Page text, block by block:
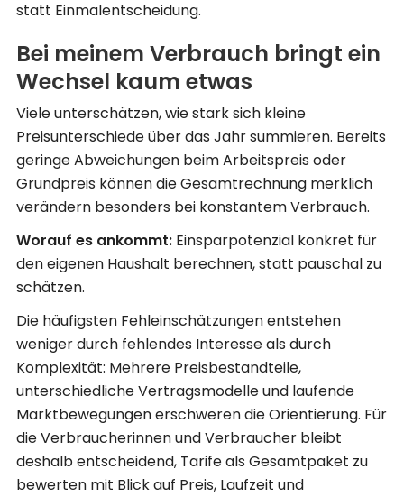
statt Einmalentscheidung.
Bei meinem Verbrauch bringt ein
Wechsel kaum etwas
Viele unterschätzen, wie stark sich kleine
Preisunterschiede über das Jahr summieren. Bereits
geringe Abweichungen beim Arbeitspreis oder
Grundpreis können die Gesamtrechnung merklich
verändern besonders bei konstantem Verbrauch.
Worauf es ankommt: Einsparpotenzial konkret für
den eigenen Haushalt berechnen, statt pauschal zu
schätzen.
Die häufigsten Fehleinschätzungen entstehen
weniger durch fehlendes Interesse als durch
Komplexität: Mehrere Preisbestandteile,
unterschiedliche Vertragsmodelle und laufende
Marktbewegungen erschweren die Orientierung. Für
die Verbraucherinnen und Verbraucher bleibt
deshalb entscheidend, Tarife als Gesamtpaket zu
bewerten mit Blick auf Preis, Laufzeit und